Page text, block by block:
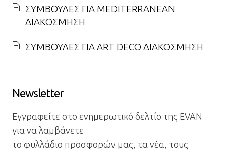
ΣΥΜΒΟΥΛΕΣ ΓΙΑ MEDITERRANEAN
ΔΙΑΚΟΣΜΗΣΗ
ΣΥΜΒΟΥΛΕΣ ΓΙΑ ART DECO ΔΙΑΚΟΣΜΗΣΗ
Newsletter
Εγγραφείτε στο ενημερωτικό δελτίο της EVAN
για να λαμβάνετε
το φυλλάδιο προσφορών μας, τα νέα, τους